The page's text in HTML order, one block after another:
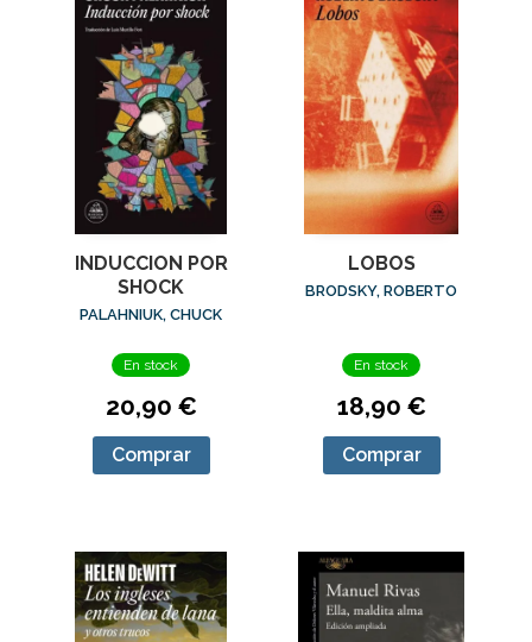
INDUCCION POR
SHOCK
PALAHNIUK, CHUCK
En stock
20,90 €
Comprar
LOBOS
BRODSKY, ROBERTO
En stock
18,90 €
Comprar